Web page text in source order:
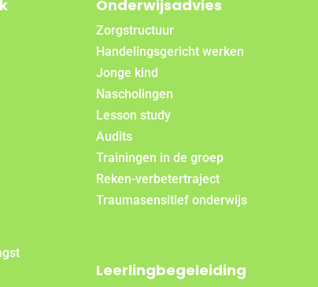
Onderwijsadvies
Zorgstructuur
Handelingsgericht werken
Jonge kind
Nascholingen
Lesson study
Audits
Trainingen in de groep
Reken-verbetertraject
Traumasensitief onderwijs
Leerlingbegeleiding